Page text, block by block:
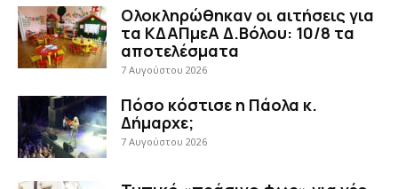
Ολοκληρώθηκαν οι αιτήσεις για
τα ΚΔΑΠμεΑ Δ.Βόλου: 10/8 τα
αποτελέσματα
7 Αυγούστου 2026
Πόσο κόστισε η Πάολα κ.
Δήμαρχε;
7 Αυγούστου 2026